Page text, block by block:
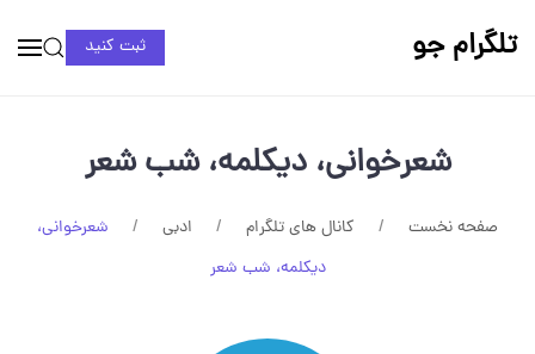
تلگرام جو ثبت کنید
شعرخوانی، دیکلمه، شب شعر
صفحه نخست کانال های تلگرام ادبی
شعرخوانی،
دیکلمه، شب شعر